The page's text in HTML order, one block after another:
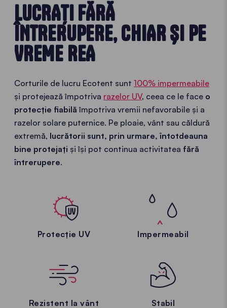
LUCRAȚI FĂRĂ
ÎNTRERUPERE, CHIAR ȘI PE
VREME REA
Corturile de lucru Ecotent sunt 100% impermeabile
și protejează împotriva razelor UV, ceea ce le face o
protecție fiabilă împotriva vremii nefavorabile și a
razelor solare puternice. Pe ploaie, vânt sau căldură
extremă, lucrătorii sunt, prin urmare, întotdeauna
bine protejați și își pot continua activitatea fără
întrerupere.
Protecție UV Impermeabil
Rezistent la vânt Stabil